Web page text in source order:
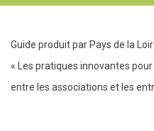
Guide produit par Pays de la
« Les pratiques innovantes
entre les associations et les